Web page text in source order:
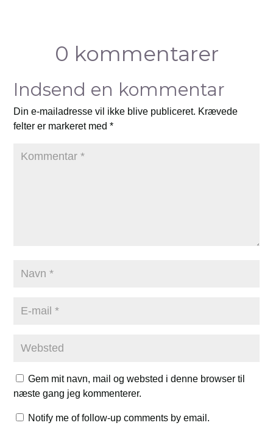
0 kommentarer
Indsend en kommentar
Din e-mailadresse vil ikke blive publiceret. Krævede
felter er markeret med*
Gem mit navn, mail og websted i denne browser til
næste gang jeg kommenterer.
Notify me of follow-up comments by email.